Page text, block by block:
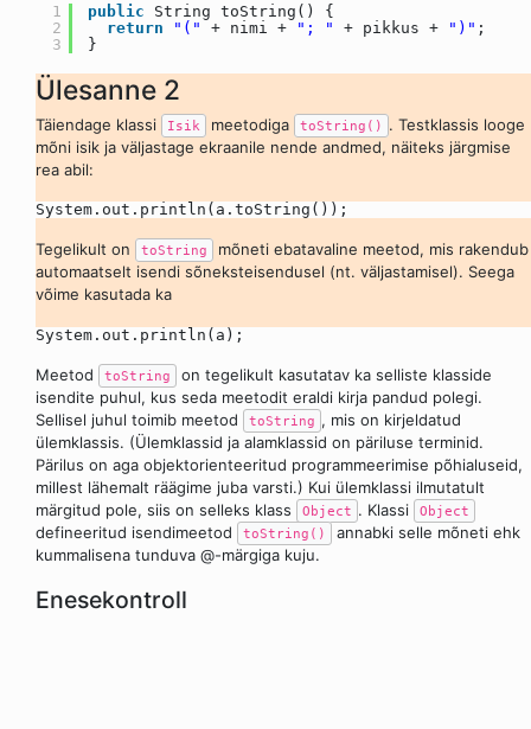
1
2
3
public
String toString() {
return
"(" + nimi + "; " + pikkus + ")" ;
}
Ülesanne 2
Täiendage klassi Isik meetodiga toString() . Testklassis looge
mõni isik ja väljastage ekraanile nende andmed, näiteks järgmise
rea abil:
System.out.println(a.toString());
Tegelikult on toString
mõneti ebatavaline meetod, mis rakendub
automaatselt isendi sõneksteisendusel (nt. väljastamisel). Seega
võime kasutada ka
System.out.println(a);
Meetod toString
on tegelikult kasutatav ka selliste klasside
isendite puhul, kus seda meetodit eraldi kirja pandud polegi.
Sellisel juhul toimib meetod
toString , mis on kirjeldatud
ülemklassis. (Ülemklassid ja alamklassid on päriluse terminid.
Pärilus on aga objektorienteeritud programmeerimise põhialuseid,
millest lähemalt räägime juba varsti.) Kui ülemklassi ilmutatult
märgitud pole, siis on selleks klass
Object . Klassi Object
defineeritud isendimeetod toString()
annabki selle mõneti ehk
kummalisena tunduva @-märgiga kuju.
Enesekontroll